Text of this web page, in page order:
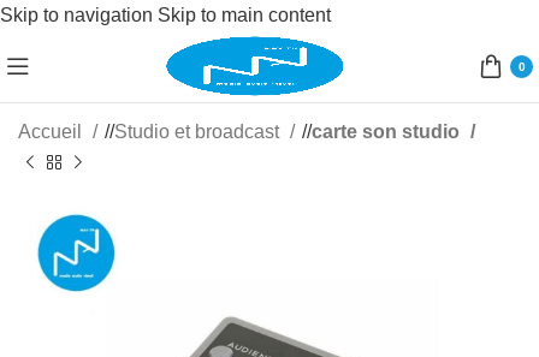
Skip to navigation Skip to main content
0
Accueil / Studio et broadcast / carte son studio